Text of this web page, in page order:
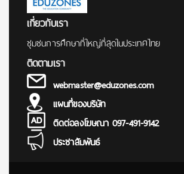
เกี่ยวกับเรา
ชุมชนการศึกษาที่ใหญ่ที่สุดในประเทศไทย
ติดตามเรา
webmaster@eduzones.com
แผนที่ของบริษัท
ติดต่อลงโฆษณา 097-491-9142
ประชาสัมพันธ์